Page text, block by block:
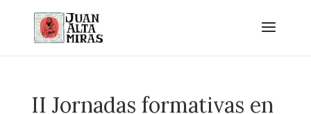
II Jornadas formativas en